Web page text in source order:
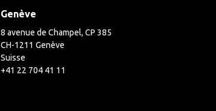
Genève
8 avenue de Champel, CP 385
CH-1211 Genève
Suisse
+41 22 704 41 11